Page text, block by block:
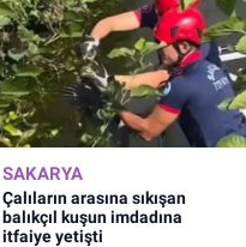
SAKARYA
Çalıların arasına sıkışan
balıkçıl kuşun imdadına
itfaiye yetişti